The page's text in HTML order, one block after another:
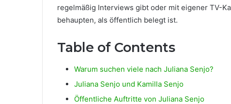
regelmäßig Interviews gibt oder mit eigener TV-
behaupten, als öffentlich belegt ist.
Table of Contents
Warum suchen viele nach Juliana Senjo?
Juliana Senjo und Kamilla Senjo
Öffentliche Auftritte von Juliana Senjo